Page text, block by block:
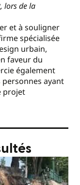
lors de la
et à souligner
spécialisée
urbain,
faveur du
également
personnes ayant
projet